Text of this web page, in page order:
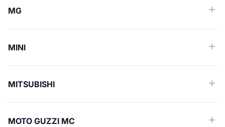
MG
MINI
MITSUBISHI
MOTO GUZZI MC